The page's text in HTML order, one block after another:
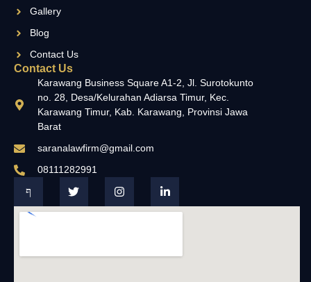
Gallery
Blog
Contact Us
Contact Us
Karawang Business Square A1-2, Jl. Surotokunto
no. 28, Desa/Kelurahan Adiarsa Timur, Kec.
Karawang Timur, Kab. Karawang, Provinsi Jawa
Barat
saranalawfirm@gmail.com
08111282991